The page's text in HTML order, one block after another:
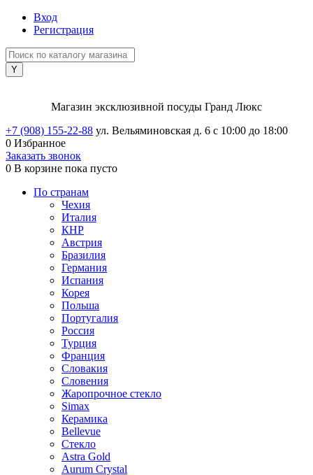
Вход
Регистрация
Магазин эксклюзивной посуды Гранд Люкс
+7 (908) 155-22-88 ул. Вельяминовская д. 6 с 10:00 до 18:00
0 Избранное
Заказать звонок
0 В корзине пока пусто
По странам
Чехия
Италия
КНР
Австрия
Бразилия
Германия
Испания
Корея
Польша
Португалия
Россия
Турция
Франция
Словакия
Словения
Жаропрочное стекло
Simax
Керамика
Bellevue
Стекло
Astra Gold
Aurum Crystal